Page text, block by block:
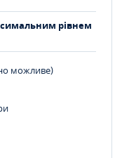
рівнем
можливе)